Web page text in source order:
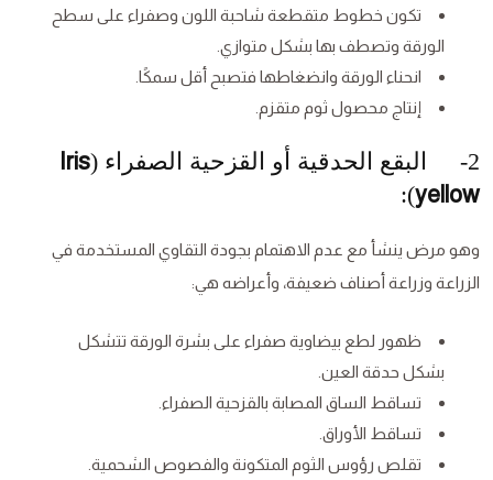
تكون خطوط متقطعة شاحبة اللون وصفراء على سطح
الورقة وتصطف بها بشكل متوازي.
انحناء الورقة وانضغاطها فتصبح أقل سمكًا.
إنتاج محصول ثوم متقزم.
2- البقع الحدقية أو القزحية الصفراء (
Iris
yellow
):
وهو مرض ينشأ مع عدم الاهتمام بجودة التقاوي المستخدمة في
الزراعة وزراعة أصناف ضعيفة، وأعراضه هي:
ظهور لطع بيضاوية صفراء على بشرة الورقة تتشكل
بشكل حدقة العين.
تساقط الساق المصابة بالقزحية الصفراء.
تساقط الأوراق.
تقلص رؤوس الثوم المتكونة والفصوص الشحمية.